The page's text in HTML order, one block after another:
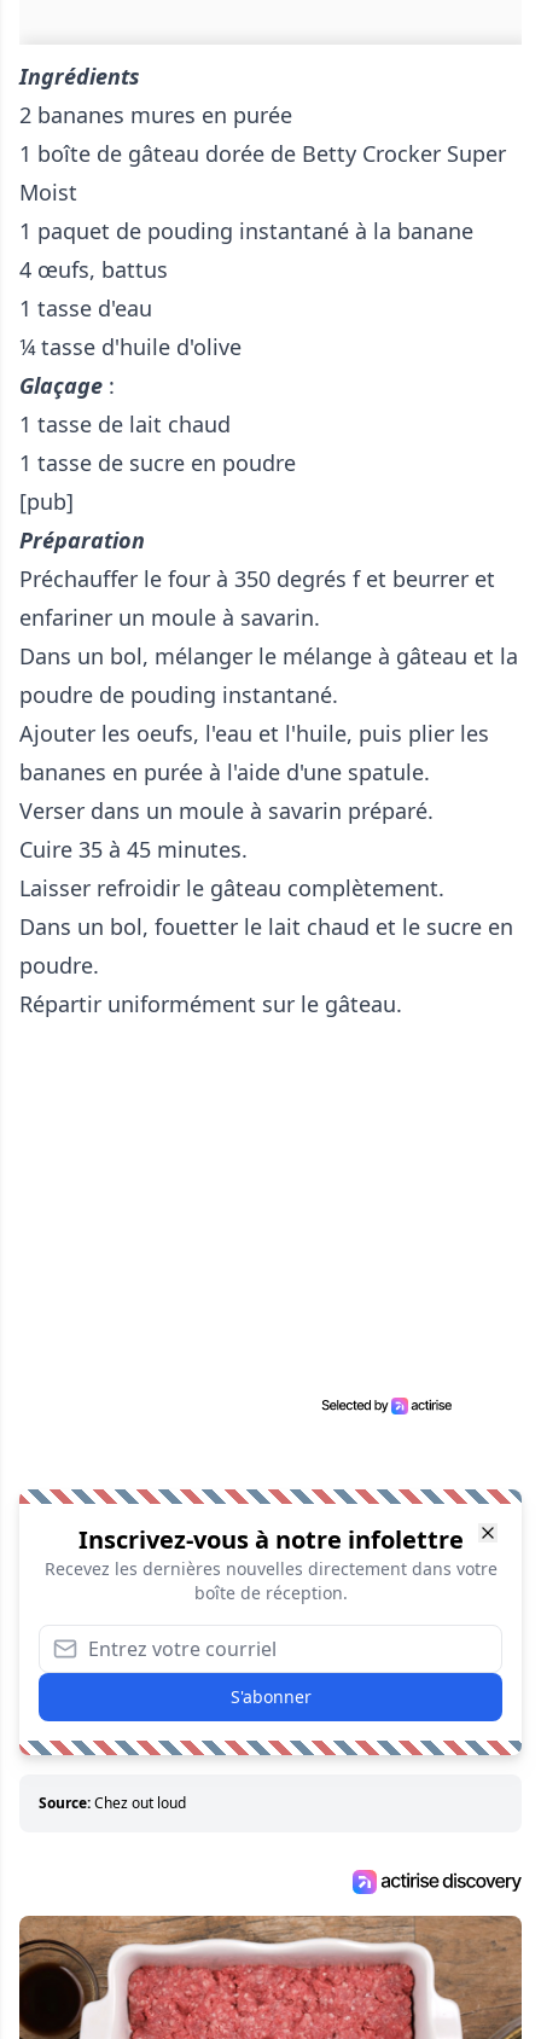
Ingrédients
2 bananes mures en purée
1 boîte de gâteau dorée de Betty Crocker Super
Moist
1 paquet de pouding instantané à la banane
4 œufs, battus
1 tasse d'eau
¼ tasse d'huile d'olive
Glaçage :
1 tasse de lait chaud
1 tasse de sucre en poudre
[pub]
Préparation
Préchauffer le four à 350 degrés f et beurrer et
enfariner un moule à savarin.
Dans un bol, mélanger le mélange à gâteau et la
poudre de pouding instantané.
Ajouter les oeufs, l'eau et l'huile, puis plier les
bananes en purée à l'aide d'une spatule.
Verser dans un moule à savarin préparé.
Cuire 35 à 45 minutes.
Laisser refroidir le gâteau complètement.
Dans un bol, fouetter le lait chaud et le sucre en
poudre.
Répartir uniformément sur le gâteau.
Inscrivez-vous à notre infolettre
Recevez les dernières nouvelles directement dans votre
boîte de réception.
S'abonner
Source:Chez out loud